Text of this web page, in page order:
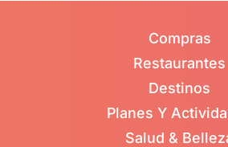
Compras
Restaurantes
Destinos
Planes Y
Salud &